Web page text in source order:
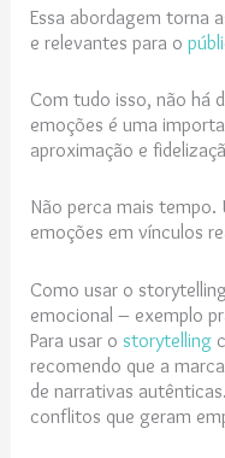
Essa abordagem torna
e relevantes para o
Com tudo isso, não há
emoções é uma
aproximação e
Não perca mais
emoções em vínculos
Como usar o
emocional – exemplo
Para usar o storytelling
recomendo que a
de narrativas
conflitos que geram